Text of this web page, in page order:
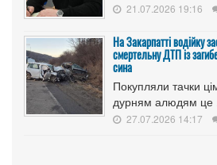
21.07.2026 19:16
На Закарпатті водійку
смертельну ДТП із
сина
Покупляли тачки
дурням алюдям це
27.07.2026 14:17